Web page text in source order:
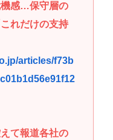
機感…保守層の
れだけの支持
articles/f73b
て報道各社の